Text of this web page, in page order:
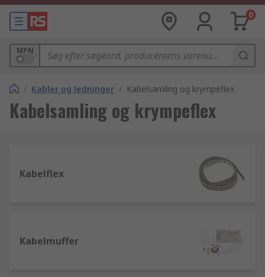
0
MPN
/ Kabler og ledninger / Kabelsamling og krympeflex
Kabelsamling og krympeflex
Kabelflex
Kabelmuffer